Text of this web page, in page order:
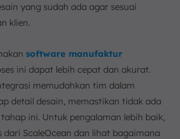
yang sudah ada agar sesuai
klien.
software manufaktur
ini dapat lebih cepat dan akurat.
memudahkan tim dalam
detail desain, memastikan tidak ada
ini. Untuk pengalaman lebih baik,
ScaleOcean dan lihat bagaimana